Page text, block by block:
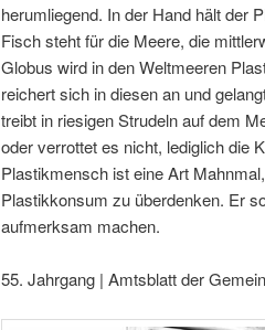
herumliegend. In der Hand hält der
Fisch steht für die Meere, die
Globus wird in den Weltmeeren
reichert sich in diesen an und
treibt in riesigen Strudeln auf dem
oder verrottet es nicht, lediglich die
Plastikmensch ist eine Art
Plastikkonsum zu überdenken. Er
aufmerksam machen.
55. Jahrgang | Amtsblatt der